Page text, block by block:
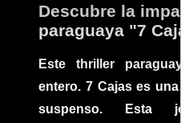
Descubre la
paraguaya "7
Este thriller
entero. 7 Cajas es
suspenso. Esta